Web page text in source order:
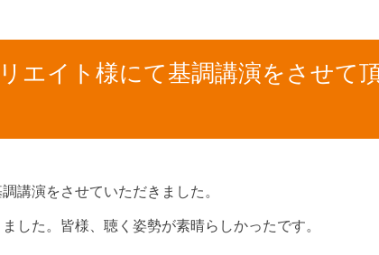
エイト様にて基調講演をさせて
講演をさせていただきました。
した。皆様、聴く姿勢が素晴らしかったです。